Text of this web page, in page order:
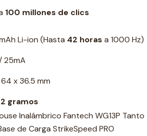
100 millones de clics
Li-ion (Hasta 42 horas a 1000 Hz)
25mA
64 x 36.5 mm
gramos
Inalámbrico Fantech WG13P Tanto
de Carga StrikeSpeed PRO